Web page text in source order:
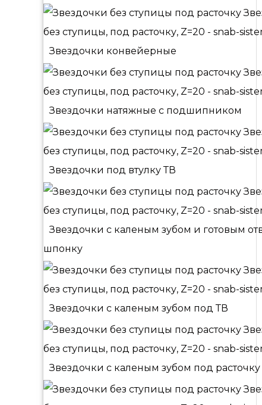
Звездочки конвейерные
Звездочки натяжные с подшипником
Звездочки под втулку ТВ
Звездочки с каленым зубом и готовым
шпонку
Звездочки с каленым зубом под ТВ
Звездочки с каленым зубом под расточку